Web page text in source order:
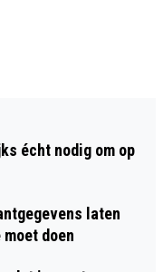
écht nodig om op
laten
doen